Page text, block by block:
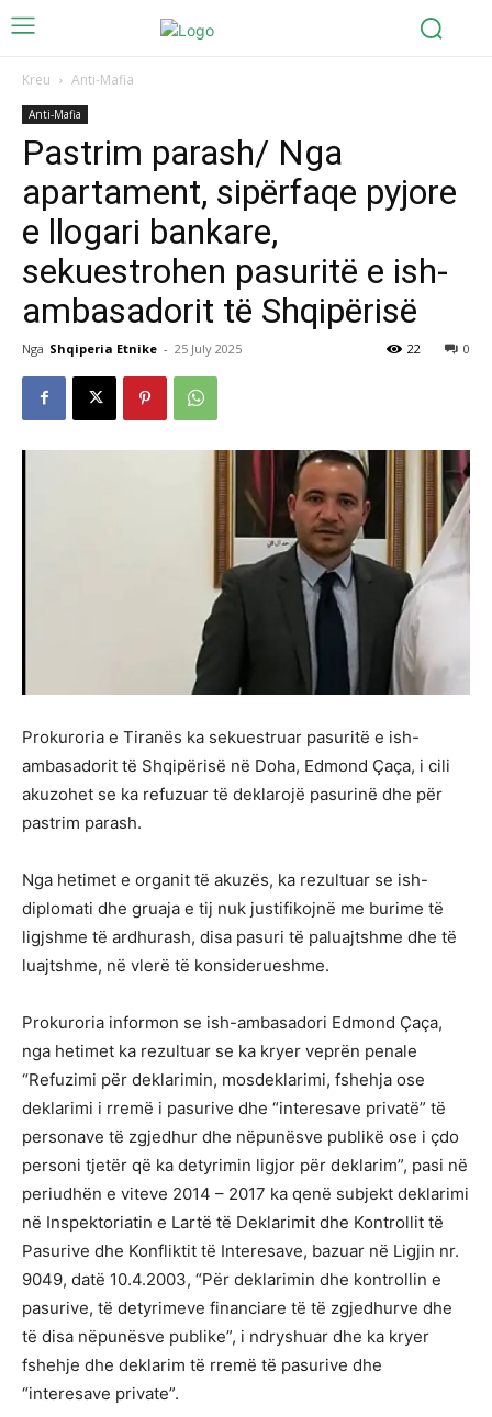
Kreu Anti-Mafia
Anti-Mafia
Pastrim parash/ Nga
apartament, sipërfaqe pyjore
e llogari bankare,
sekuestrohen pasuritë e ish-
ambasadorit të Shqipërisë
Nga Shqiperia Etnike - 25 July 2025 0
22
Prokuroria e Tiranës ka sekuestruar pasuritë e ish-
ambasadorit të Shqipërisë në Doha, Edmond Çaça, i cili
akuzohet se ka refuzuar të deklarojë pasurinë dhe për
pastrim parash.
Nga hetimet e organit të akuzës, ka rezultuar se ish-
diplomati dhe gruaja e tij nuk justifikojnë me burime të
ligjshme të ardhurash, disa pasuri të paluajtshme dhe të
luajtshme, në vlerë të konsiderueshme.
Prokuroria informon se ish-ambasadori Edmond Çaça,
nga hetimet ka rezultuar se ka kryer veprën penale
“Refuzimi për deklarimin, mosdeklarimi, fshehja ose
deklarimi i rremë i pasurive dhe “interesave privatë” të
personave të zgjedhur dhe nëpunësve publikë ose i çdo
personi tjetër që ka detyrimin ligjor për deklarim”, pasi në
periudhën e viteve 2014 – 2017 ka qenë subjekt deklarimi
në Inspektoriatin e Lartë të Deklarimit dhe Kontrollit të
Pasurive dhe Konfliktit të Interesave, bazuar në Ligjin nr.
9049, datë 10.4.2003, “Për deklarimin dhe kontrollin e
pasurive, të detyrimeve financiare të të zgjedhurve dhe
të disa nëpunësve publike”, i ndryshuar dhe ka kryer
fshehje dhe deklarim të rremë të pasurive dhe
“interesave private”.